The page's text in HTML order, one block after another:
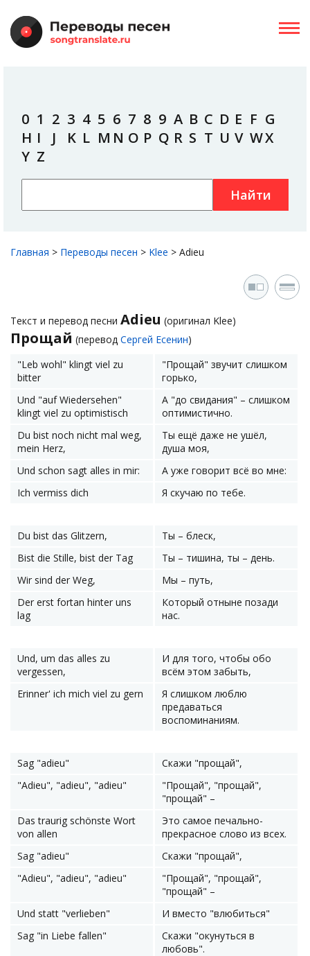
0 1 2 3 4 5 6 7 8 9 A B C D E F G
H I J K L M N O P Q R S T U V WX
Y Z
Найти
Главная > Переводы песен > Klee > Adieu
Текст и перевод песни Adieu (оригинал Klee)
Прощай (перевод Сергей Есенин)
"Leb wohl" klingt viel zu
bitter
"Прощай" звучит слишком
горько,
Und "auf Wiedersehen"
klingt viel zu optimistisch
А "до свидания" – слишком
оптимистично.
Du bist noch nicht mal weg,
mein Herz,
Ты ещё даже не ушёл,
душа моя,
Und schon sagt alles in mir:
А уже говорит всё во мне:
Ich vermiss dich
Я скучаю по тебе.
Du bist das Glitzern,
Ты – блеск,
Bist die Stille, bist der Tag
Ты – тишина, ты – день.
Wir sind der Weg,
Мы – путь,
Der erst fortan hinter uns
lag
Который отныне позади
нас.
Und, um das alles zu
vergessen,
И для того, чтобы обо
всём этом забыть,
Erinner' ich mich viel zu gern
Я слишком люблю
предаваться
воспоминаниям.
Sag "adieu"
Скажи "прощай",
"Adieu", "adieu", "adieu"
"Прощай", "прощай",
"прощай" –
Das traurig schönste Wort
von allen
Это самое печально-
прекрасное слово из всех.
Sag "adieu"
Скажи "прощай",
"Adieu", "adieu", "adieu"
"Прощай", "прощай",
"прощай" –
Und statt "verlieben"
И вместо "влюбиться"
Sag "in Liebe fallen"
Скажи "окунуться в
любовь".